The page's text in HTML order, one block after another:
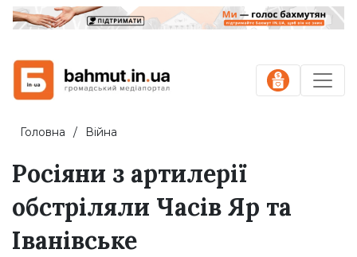
Головна Війна
Росіяни з артилерії
обстріляли Часів Яр та
Іванівське